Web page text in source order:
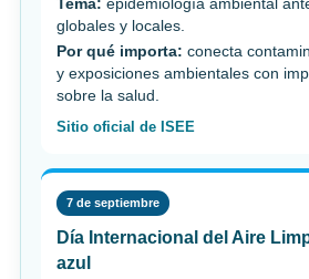
Tema: epidemiología ambiental
globales y locales.
Por qué importa: conecta
y exposiciones ambientales con
sobre la salud.
Sitio oficial de ISEE
7 de septiembre
Día Internacional del Aire
azul